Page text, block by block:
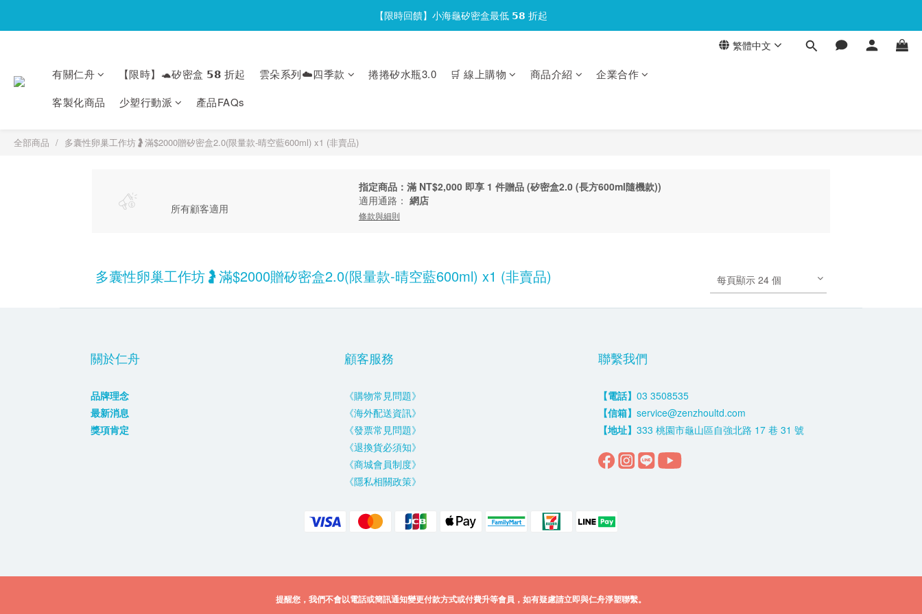
官網會員首次下單現折 $𝟏𝟎𝟎 元❕
【限時回饋】小海龜矽密盒最低 𝟱𝟴 折起
繁體中文
有關仁舟 【限時】🐢矽密盒 𝟱𝟴 折起 雲朵系列☁️四季款 捲捲矽水瓶3.0 🛒 線上購物 商品介紹
企業合作
客製化商品
少塑行動派 產品FAQs
全部商品 多囊性卵巢工作坊🤰滿$2000贈矽密盒2.0(限量款-晴空藍600ml) x1 (非賣品)
所有顧客適用
指定商品：滿 NT$2,000 即享 1 件贈品 (矽密盒2.0 (長方600ml隨機款))
適用通路： 網店
條款與細則
多囊性卵巢工作坊🤰滿$2000贈矽密盒2.0(限量款-晴空藍600ml) x1 (非賣品) 每頁顯示 24 個
關於仁舟
品牌理念
最新消息
獎項肯定
顧客服務
《購物常見問題》
《海外配送資訊》
《發票常見問題》
《退換貨必須知》
《商城會員制度》
《隱私相關政策》
聯繫我們
【電話】 03 3508535
【信箱】 service@zenzhoultd.com
【地址】 333 桃園市龜山區自強北路 17 巷 31 號
提醒您，我們不會以電話或簡訊通知變更付款方式或付費升等會員，如有疑慮請立即與仁舟淨塑聯繫。